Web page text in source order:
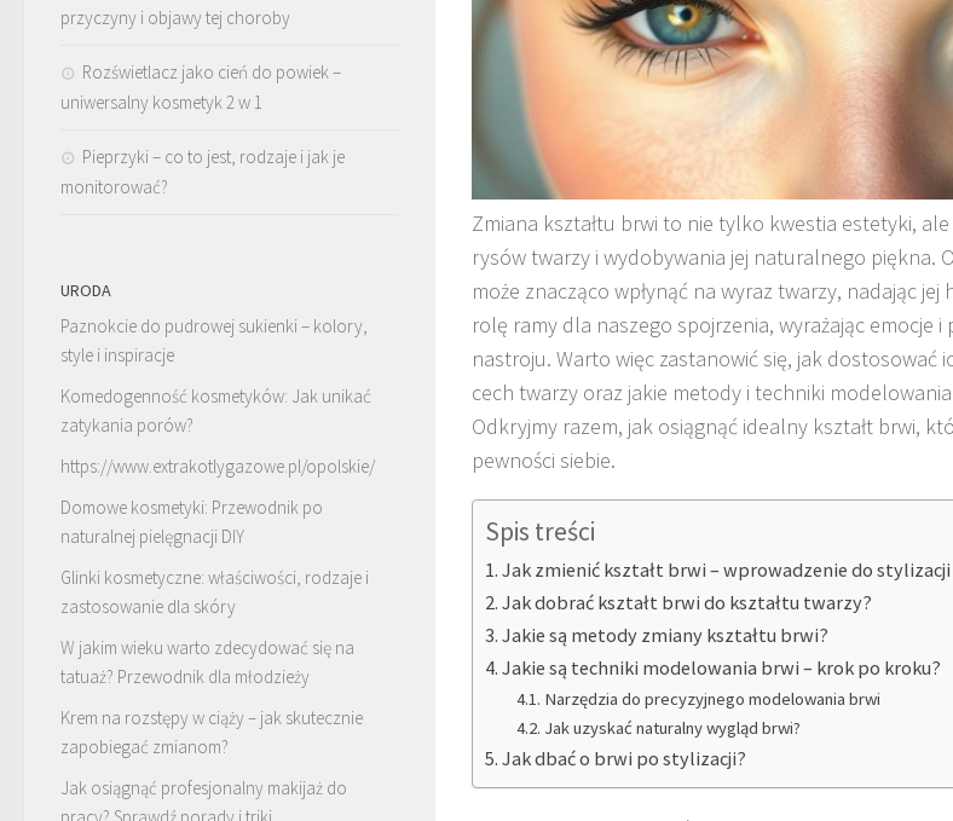
Zmiana kształtu brwi to nie tylko kwestia estetyki,
rysów twarzy i wydobywania jej naturalnego piękna.
może znacząco wpłynąć na wyraz twarzy, nadając jej
rolę ramy dla naszego spojrzenia, wyrażając emocje
nastroju. Warto więc zastanowić się, jak dostosować
cech twarzy oraz jakie metody i techniki
Odkryjmy razem, jak osiągnąć idealny kształt brwi,
pewności siebie.
Spis treści
Jak zmienić kształt brwi – wprowadzenie do
Jak dobrać kształt brwi do kształtu twarzy?
Jakie są metody zmiany kształtu brwi?
Jakie są techniki modelowania brwi – krok po kroku?
Narzędzia do precyzyjnego modelowania brwi
Jak uzyskać naturalny wygląd brwi?
Jak dbać o brwi po stylizacji?
przyczyny i objawy tej choroby
Rozświetlacz jako cień do powiek –
uniwersalny kosmetyk 2 w 1
Pieprzyki – co to jest, rodzaje i jak je
monitorować?
URODA
Paznokcie do pudrowej sukienki – kolory,
style i inspiracje
Komedogenność kosmetyków: Jak unikać
zatykania porów?
https://www.extrakotlygazowe.pl/opolskie/
Domowe kosmetyki: Przewodnik po
naturalnej pielęgnacji DIY
Glinki kosmetyczne: właściwości, rodzaje i
zastosowanie dla skóry
W jakim wieku warto zdecydować się na
tatuaż? Przewodnik dla młodzieży
Krem na rozstępy w ciąży – jak skutecznie
zapobiegać zmianom?
Jak osiągnąć profesjonalny makijaż do